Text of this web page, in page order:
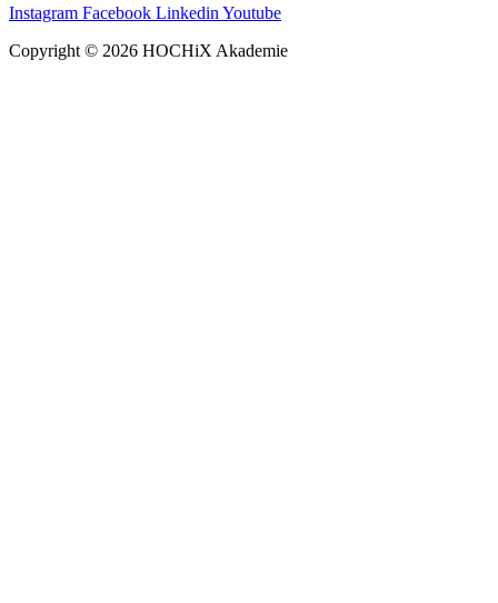
Instagram Facebook Linkedin Youtube
Copyright © 2026 HOCHiX Akademie